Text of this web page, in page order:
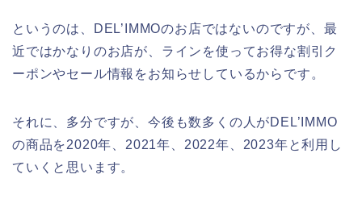
というのは、DEL’IMMOのお店ではないのですが、最
近ではかなりのお店が、ラインを使ってお得な割引ク
ーポンやセール情報をお知らせしているからです。
それに、多分ですが、今後も数多くの人がDEL’IMMO
の商品を2020年、2021年、2022年、2023年と利用し
ていくと思います。